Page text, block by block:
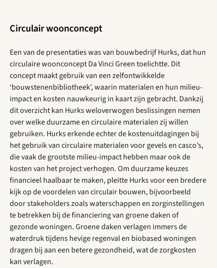
Circulair woonconcept
Een van de presentaties was van bouwbedrijf Hurks, dat hun
circulaire woonconcept Da Vinci Green toelichtte. Dit
concept maakt gebruik van een zelfontwikkelde
‘bouwstenenbibliotheek’, waarin materialen en hun milieu-
impact en kosten nauwkeurig in kaart zijn gebracht. Dankzij
dit overzicht kan Hurks weloverwogen beslissingen nemen
over welke duurzame en circulaire materialen zij willen
gebruiken. Hurks erkende echter de kostenuitdagingen bij
het gebruik van circulaire materialen voor gevels en casco’s,
die vaak de grootste milieu-impact hebben maar ook de
kosten van het project verhogen. Om duurzame keuzes
financieel haalbaar te maken, pleitte Hurks voor een bredere
kijk op de voordelen van circulair bouwen, bijvoorbeeld
door stakeholders zoals waterschappen en zorginstellingen
te betrekken bij de financiering van groene daken of
gezonde woningen. Groene daken verlagen immers de
waterdruk tijdens hevige regenval en biobased woningen
dragen bij aan een betere gezondheid, wat de zorgkosten
kan verlagen.